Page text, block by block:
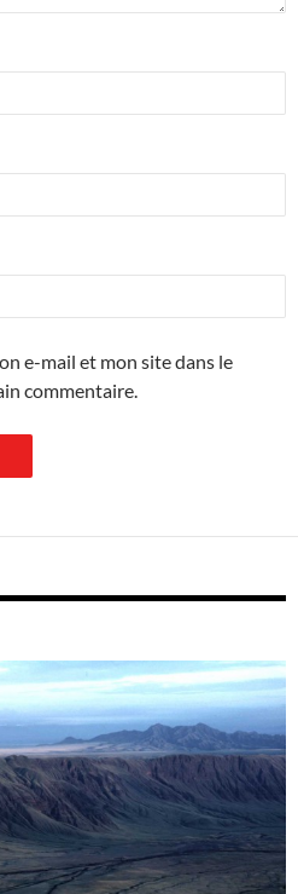
e-mail et mon site dans le
commentaire.